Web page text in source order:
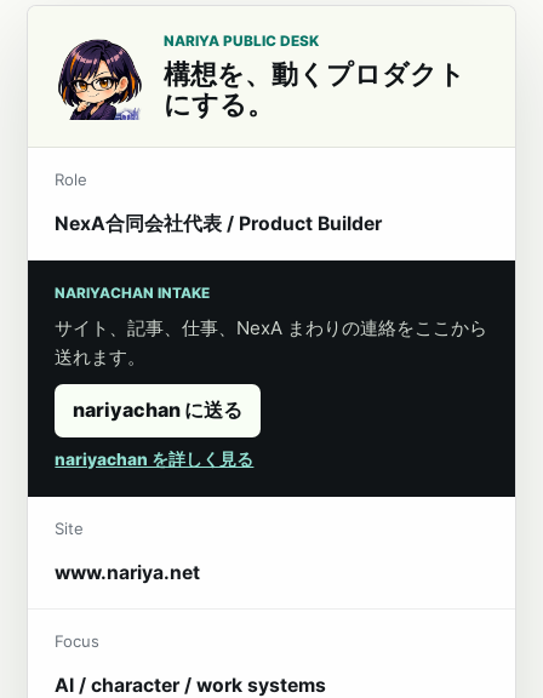
NARIYA PUBLIC DESK
構想を、動くプロダクト
にする。
Role
NexA合同会社代表 / Product Builder
NARIYACHAN INTAKE
サイト、記事、仕事、NexA まわりの連絡をここから
送れます。
nariyachan に送る
nariyachan を詳しく見る
Site
www.nariya.net
Focus
AI / character / work systems